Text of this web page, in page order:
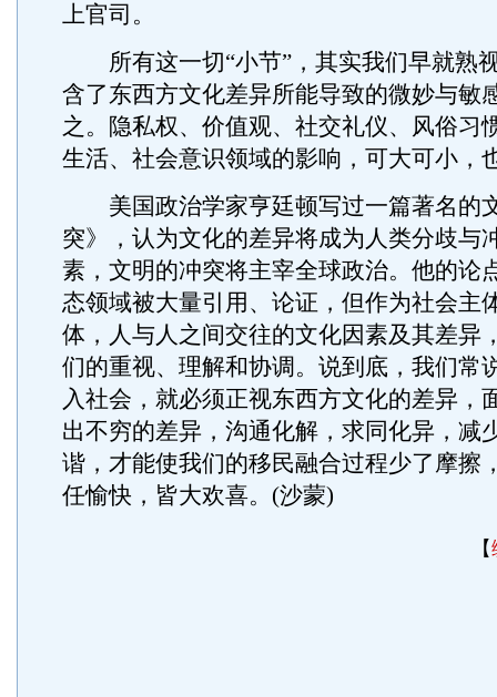
上官司。
所有这一切“小节”，其实我们早就熟
含了东西方文化差异所能导致的微妙与敏
之。隐私权、价值观、社交礼仪、风俗习
生活、社会意识领域的影响，可大可小，
美国政治学家亨廷顿写过一篇著名的
突》，认为文化的差异将成为人类分歧与
素，文明的冲突将主宰全球政治。他的论
态领域被大量引用、论证，但作为社会主
体，人与人之间交往的文化因素及其差异
们的重视、理解和协调。说到底，我们常
入社会，就必须正视东西方文化的差异，
出不穷的差异，沟通化解，求同化异，减
谐，才能使我们的移民融合过程少了摩擦
任愉快，皆大欢喜。(沙蒙)
【